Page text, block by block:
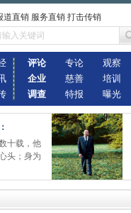
道直销 服务直销 打击传销
评论
企业
调查
专论
慈善
特报
观察
培训
曝光
十载，他
头；身为